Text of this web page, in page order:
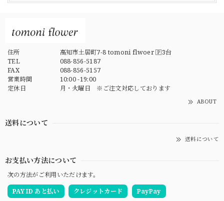
住所
高知市土居町7-8 tomoni flwoer 🄿3台
TEL
088-856-5187
FAX
088-856-5157
営業時間
10:00 -19:00
定休日
月・火曜日 ※ご注文対応しております
ABOUT
送料について
送料について
お支払い方法について
次の方法がご利用いただけます。
PAY ID あと払い
クレジットカード PayPay